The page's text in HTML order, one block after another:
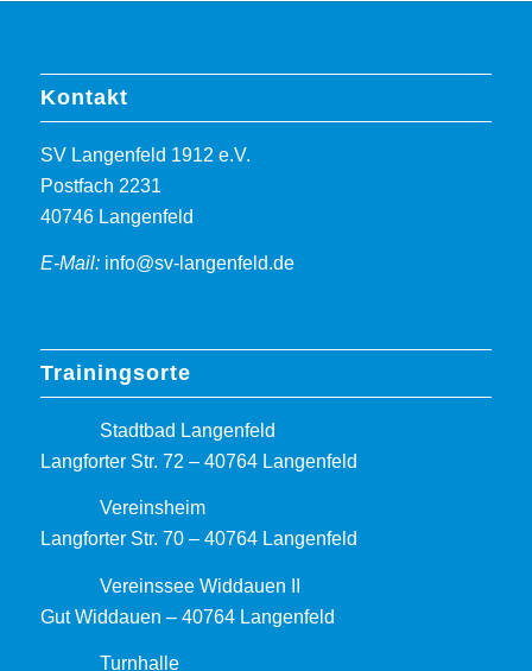
Kontakt
SV Langenfeld 1912 e.V.
Postfach 2231
40746 Langenfeld
E-Mail: info@sv-langenfeld.de
Trainingsorte
Stadtbad Langenfeld
Langforter Str. 72 – 40764 Langenfeld
Vereinsheim
Langforter Str. 70 – 40764 Langenfeld
Vereinssee Widdauen II
Gut Widdauen – 40764 Langenfeld
Turnhalle